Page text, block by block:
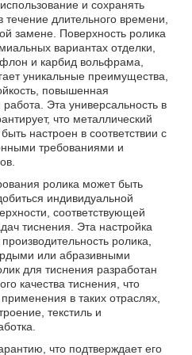
и сохранять
течение длительного времени,
замене. Поверхность ролика
вариантах отделки,
и карбид вольфрама,
уникальные преимущества,
повышенная
работа. Эта универсальность в
что металлический
настроен в соответствии с
требованиями и
ролика может быть
индивидуальной
соответствующей
тиснения. Эта настройка
ролика,
или абразивными
для тиснения разработан
качества тиснения, что
в таких отраслях,
текстиль и
что подтверждает его